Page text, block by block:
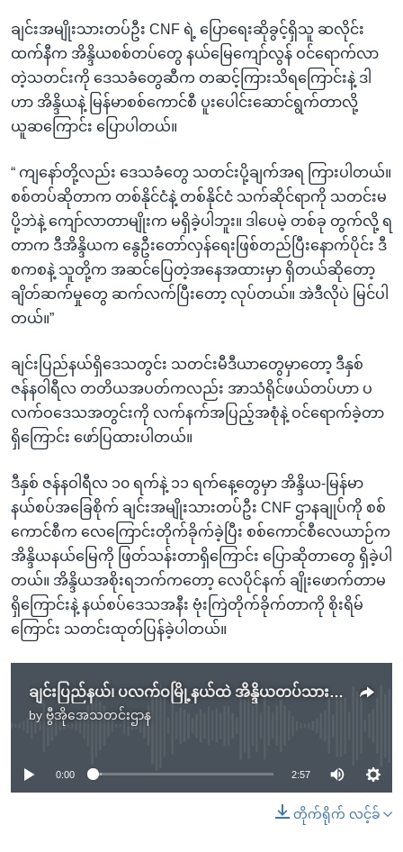
ချင်းအမျိုးသားတပ်ဦး CNF ရဲ့ ပြောရေးဆိုခွင့်ရှိသူ ဆလိုင်း
ထက်နီက အိန္ဒိယစစ်တပ်တွေ နယ်မြေကျော်လွန် ဝင်ရောက်လာ
တဲ့သတင်းကို ဒေသခံတွေဆီက တဆင့်ကြားသိရကြောင်းနဲ့ ဒါ
ဟာ အိန္ဒိယနဲ့ မြန်မာစစ်ကောင်စီ ပူးပေါင်းဆောင်ရွက်တာလို့
ယူဆကြောင်း ပြောပါတယ်။
“ ကျနော်တို့လည်း ဒေသခံတွေ သတင်းပို့ချက်အရ ကြားပါတယ်။
စစ်တပ်ဆိုတာက တစ်နိုင်ငံနဲ့ တစ်နိုင်ငံ သက်ဆိုင်ရာကို သတင်းမ
ပို့ဘဲနဲ့ ကျော်လာတာမျိုးက မရှိခဲ့ပါဘူး။ ဒါပေမဲ့ တစ်ခု တွက်လို့ ရ
တာက ဒီအိန္ဒိယက နွေဦးတော်လှန်ရေးဖြစ်တည်ပြီးနောက်ပိုင်း ဒီ
စကစနဲ့ သူတို့က အဆင်ပြေတဲ့အနေအထားမှာ ရှိတယ်ဆိုတော့
ချိတ်ဆက်မှုတွေ ဆက်လက်ပြီးတော့ လုပ်တယ်။ အဲဒီလိုပဲ မြင်ပါ
တယ်။”
ချင်းပြည်နယ်ရှိဒေသတွင်း သတင်းမီဒီယာတွေမှာတော့ ဒီနှစ်
ဇန်နဝါရီလ တတိယအပတ်ကလည်း အာသံရိုင်ဖယ်တပ်ဟာ ပ
လက်ဝဒေသအတွင်းကို လက်နက်အပြည့်အစုံနဲ့ ဝင်ရောက်ခဲ့တာ
ရှိကြောင်း ဖော်ပြထားပါတယ်။
ဒီနှစ် ဇန်နဝါရီလ ၁၀ ရက်နဲ့ ၁၁ ရက်နေ့တွေမှာ အိန္ဒိယ-မြန်မာ
နယ်စပ်အခြေစိုက် ချင်းအမျိုးသားတပ်ဦး CNF ဌာနချုပ်ကို စစ်
ကောင်စီက လေကြောင်းတိုက်ခိုက်ခဲ့ပြီး စစ်ကောင်စီလေယာဉ်က
အိန္ဒိယနယ်မြေကို ဖြတ်သန်းတာရှိကြောင်း ပြောဆိုတာတွေ ရှိခဲ့ပါ
တယ်။ အိန္ဒိယအစိုးရဘက်ကတော့ လေပိုင်နက် ချိုးဖောက်တာမ
ရှိကြောင်းနဲ့ နယ်စပ်ဒေသအနီး ဗုံးကြဲတိုက်ခိုက်တာကို စိုးရိမ်
ကြောင်း သတင်းထုတ်ပြန်ခဲ့ပါတယ်။
ချင်းပြည်နယ်၊ ပလက်ဝမြို့နယ်ထဲ အိန္ဒိယတပ်သားတွေ နယ်မြေကျော်လွန် ဝင်ရောက်ခဲ့
by ဗွီအိုအေသတင်းဌာန
No media source currently available
0:00 2:57
တိုက်ရိုက် လင့်ခ်